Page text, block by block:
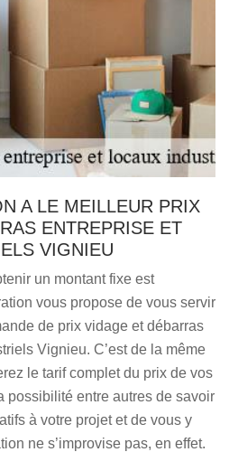
A LE MEILLEUR PRIX
ENTREPRISE ET
VIGNIEU
un montant fixe est
vous propose de vous servir
de prix vidage et débarras
Vignieu. C’est de la même
le tarif complet du prix de vos
possibilité entre autres de savoir
à votre projet et de vous y
ne s’improvise pas, en effet.